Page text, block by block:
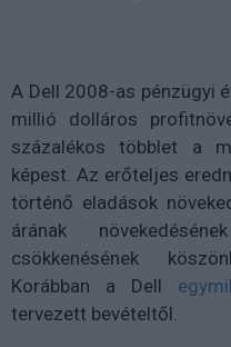
A Dell 2008-as pénzügyi
millió dolláros
százalékos többlet a
képest. Az erőteljes
történő eladások
árának
csökkenésének
Korábban a Dell
tervezett bevételtől.